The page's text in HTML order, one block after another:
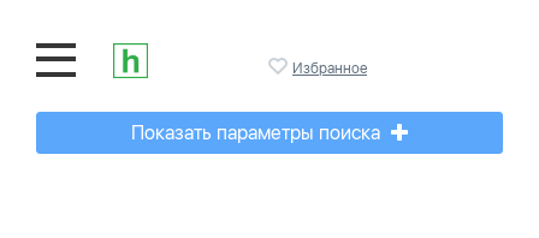
Избранное
Показать параметры поиска